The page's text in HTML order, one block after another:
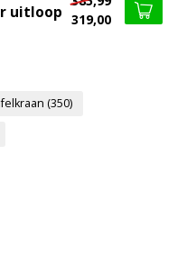
uitloop 319,00
(350)